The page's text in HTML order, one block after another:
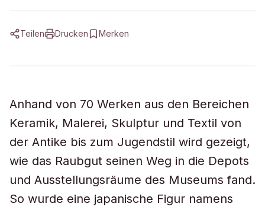
Teilen Drucken Merken
Anhand von 70 Werken aus den Bereichen
Keramik, Malerei, Skulptur und Textil von
der Antike bis zum Jugendstil wird gezeigt,
wie das Raubgut seinen Weg in die Depots
und Ausstellungsräume des Museums fand.
So wurde eine japanische Figur namens